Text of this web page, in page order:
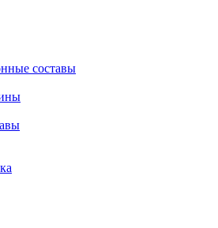
составы